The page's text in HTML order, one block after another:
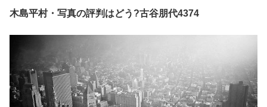
木島平村・写真の評判はどう?古谷朋代4374